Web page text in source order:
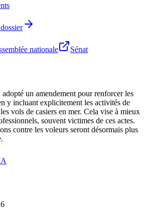
nationale Sénat
un amendement pour renforcer les
y incluant explicitement les activités de
vols de casiers en mer. Cela vise à mieux
souvent victimes de ces actes.
contre les voleurs seront désormais plus